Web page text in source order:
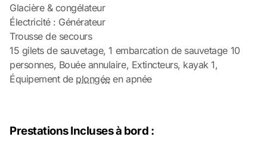
Glacière & congélateur
Électricité : Générateur
Trousse de secours
15 gilets de sauvetage, 1 embarcation de sauvetage 10
personnes, Bouée annulaire, Extincteurs, kayak 1,
Équipement de plongéeen apnée
Prestations Incluses à bord :